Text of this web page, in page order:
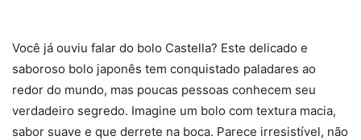
Você já ouviu falar do bolo Castella? Este delicado e
saboroso bolo japonês tem conquistado paladares ao
redor do mundo, mas poucas pessoas conhecem seu
verdadeiro segredo. Imagine um bolo com textura macia,
sabor suave e que derrete na boca. Parece irresistível, não